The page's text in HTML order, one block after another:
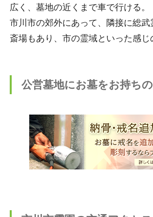
広く、墓地の近くまで車で行ける。
市川市の郊外にあって、隣接に総武
斎場もあり、市の霊域といった感じ
公営墓地にお墓をお持ち